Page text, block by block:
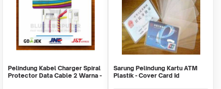
Pelindung Kabel Charger Spiral
Protector Data Cable 2 Warna -
Sarung Pelindung Kartu ATM
Plastik - Cover Card Id